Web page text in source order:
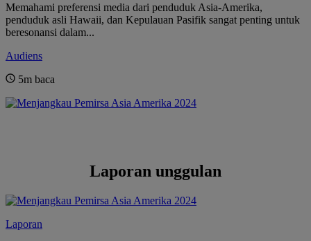
Memahami preferensi media dari penduduk Asia-Amerika,
penduduk asli Hawaii, dan Kepulauan Pasifik sangat penting untuk
beresonansi dalam...
Audiens
5m baca
Laporan unggulan
Laporan